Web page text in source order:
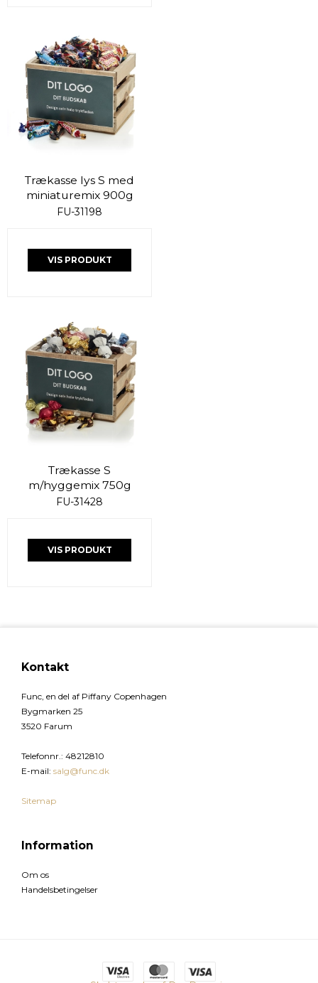
Trækasse lys S med
miniaturemix 900g
FU-31198
VIS PRODUKT
Trækasse S
m/hyggemix 750g
FU-31428
VIS PRODUKT
Kontakt
Func, en del af Piffany Copenhagen
Bygmarken 25
3520 Farum
Telefonnr.: 48212810
E-mail: salg@func.dk
Sitemap
Information
Om os
Handelsbetingelser